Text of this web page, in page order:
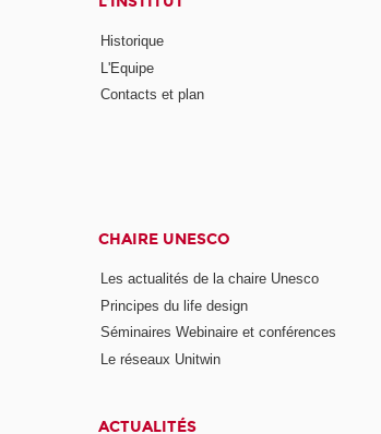
Historique
L'Equipe
Contacts et plan
CHAIRE UNESCO
Les actualités de la chaire Unesco
Principes du life design
Séminaires Webinaire et conférences
Le réseaux Unitwin
ACTUALITÉS